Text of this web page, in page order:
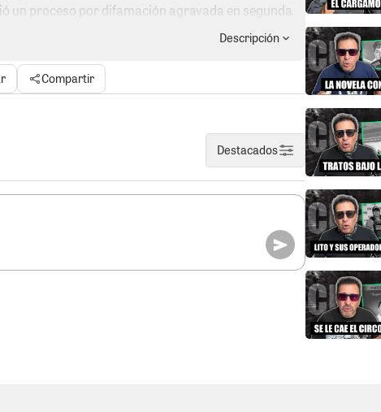
un proceso por difamación agravada en segunda
no irá a prisión, pero quedó inhabilitada para
deberá pagar una reparación civil superior a los
tendría que comenzar a cancelar. El problema es
más “misia” que el Chavo del Ocho.
porque este domingo serían elegidos candidatos
estar cantando victoria antes de tiempo.
acompañarlos, la impugnación presentada
la Lista 2, Carlos Centeno, promete traer cola.
en 2018 logró dejar fuera de carrera a las
y “Tabolacha” Martínez. Según se
tendría argumentos sólidos para que la ONPE
Descripción
Compartir
Destacados